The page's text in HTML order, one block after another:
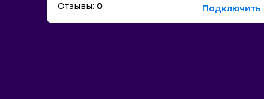
Отзывы: 0 Подключить